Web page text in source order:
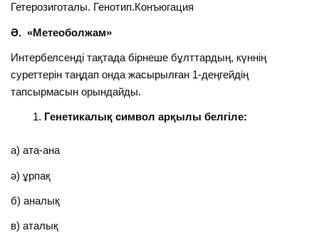
Гетерозиготалы. Генотип.Конъюгация
Ә. «Метеоболжам»
Интербелсенді тақтада бірнеше бұлттардың, күннің
суреттерін таңдап онда жасырылған 1-деңгейдің
тапсырмасын орындайды.
Генетикалық символ арқылы белгіле:
а) ата-ана
ә) ұрпақ
б) аналық
в) аталық